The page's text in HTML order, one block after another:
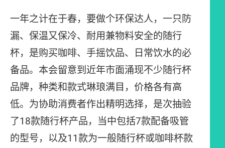
一年之计在于春，要做个环保达人，一只防
漏、保温又保冷、耐用兼物料安全的随行
杯，是购买咖啡、手摇饮品、日常饮水的必
备品。本会留意到近年市面涌现不少随行杯
品牌，种类和款式琳琅满目，价格各有高
低。为协助消费者作出精明选择，是次抽验
了18款随行杯产品，当中包括7款配备吸管
的型号，以及11款为一般随行杯或咖啡杯款